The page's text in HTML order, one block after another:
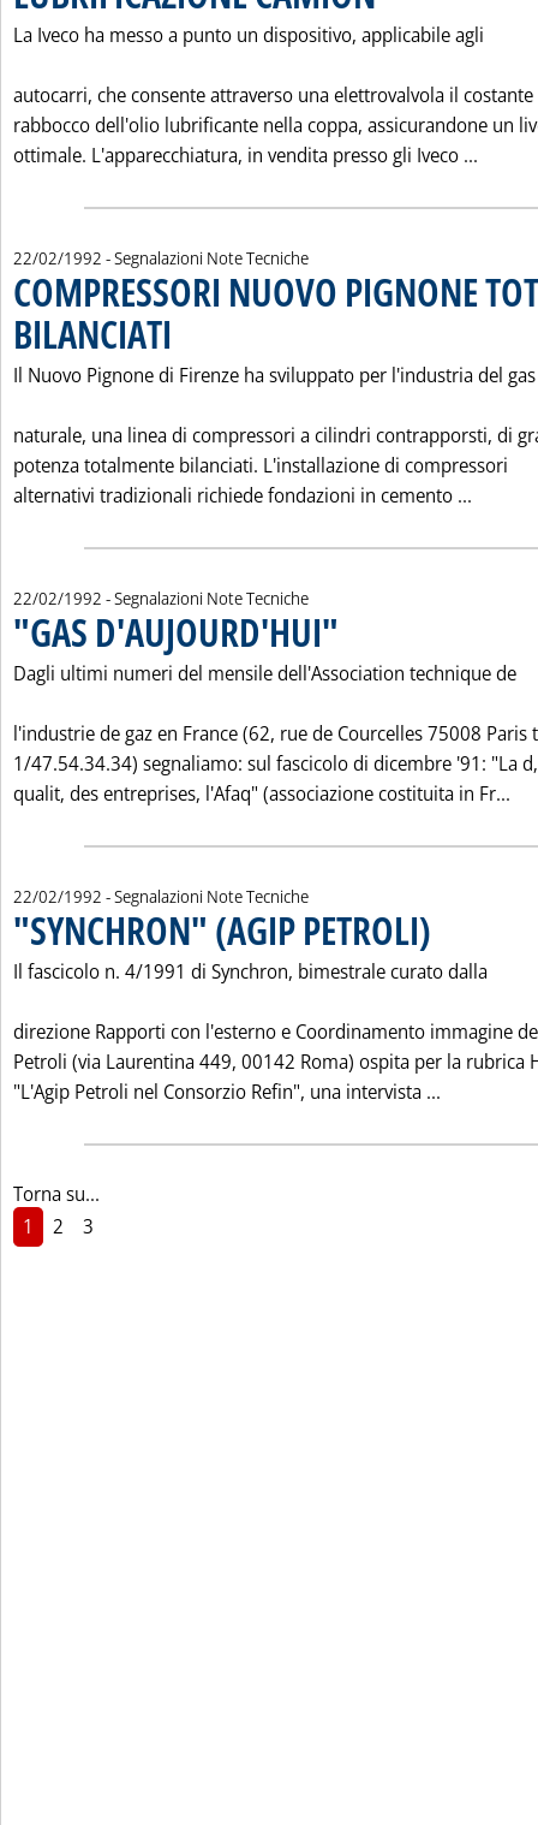
La Iveco ha messo a punto un dispositivo, applicabile agli
autocarri, che consente attraverso una elettrovalvola il costante
rabbocco dell'olio lubrificante nella coppa, assicurandone un
ottimale. L'apparecchiatura, in vendita presso gli Iveco ...
22/02/1992 - Segnalazioni Note Tecniche
COMPRESSORI NUOVO PIGNONE
BILANCIATI
Il Nuovo Pignone di Firenze ha sviluppato per l'industria del gas
naturale, una linea di compressori a cilindri contrapporsti, di
potenza totalmente bilanciati. L'installazione di compressori
alternativi tradizionali richiede fondazioni in cemento ...
22/02/1992 - Segnalazioni Note Tecniche
"GAS D'AUJOURD'HUI"
Dagli ultimi numeri del mensile dell'Association technique de
l'industrie de gaz en France (62, rue de Courcelles 75008 Paris
1/47.54.34.34) segnaliamo: sul fascicolo di dicembre '91: "La
qualit‚ des entreprises, l'Afaq" (associazione costituita in Fr...
22/02/1992 - Segnalazioni Note Tecniche
"SYNCHRON" (AGIP PETROLI)
Il fascicolo n. 4/1991 di Synchron, bimestrale curato dalla
direzione Rapporti con l'esterno e Coordinamento immagine
Petroli (via Laurentina 449, 00142 Roma) ospita per la rubrica
"L'Agip Petroli nel Consorzio Refin", una intervista ...
Torna su...
1
2 3